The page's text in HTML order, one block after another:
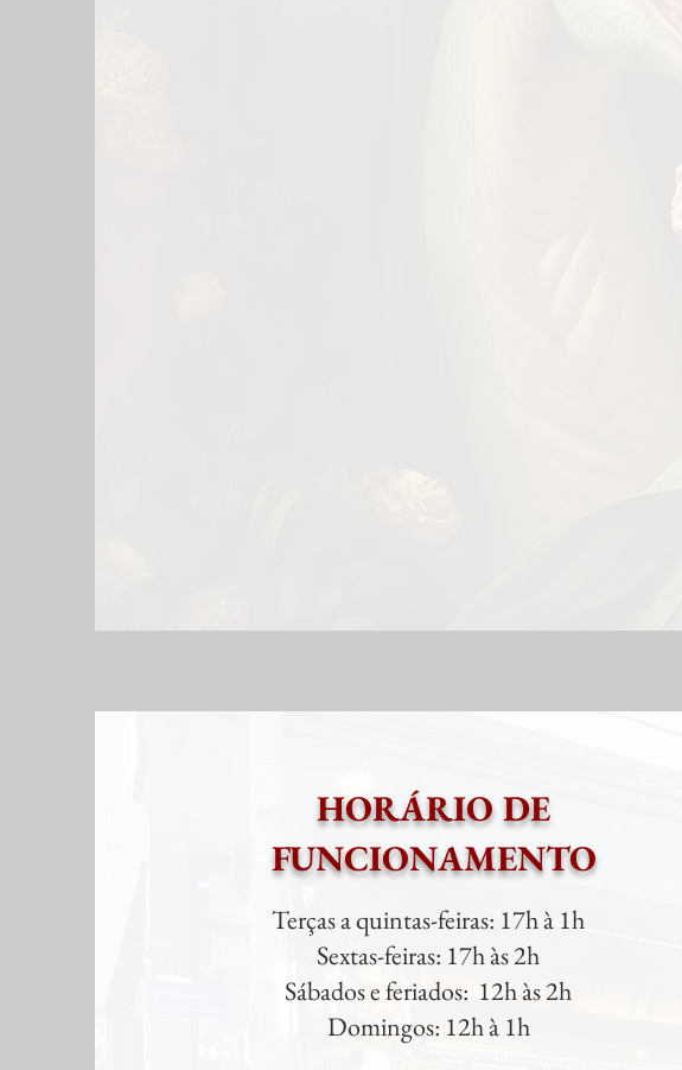
HORÁRIO DE
FUNCIONAMENTO
Terças a quintas-feiras: 17h à 1h
Sextas-feiras: 17h às 2h
Sábados e feriados: 12h às 2h
Domingos: 12h à 1h